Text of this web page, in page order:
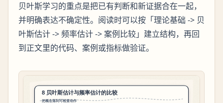
贝叶斯学习的重点是把已有判断和新证据合在一起，
并明确表达不确定性。阅读时可以按「理论基础 -> 贝
叶斯估计 -> 频率估计 -> 案例比较」建立结构，再回
到正文里的代码、案例或指标做验证。